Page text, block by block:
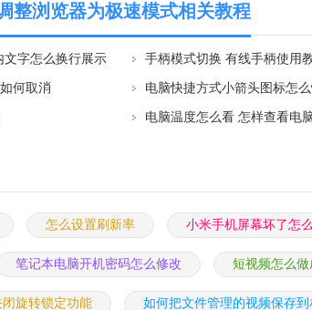
整浏览器为极速模式相关教程
文字怎么换行展示 手柄模式切换 有线手柄使用
何取消
电脑温度怎么看 怎样查看电
怎么设置刷新率 小米手机屏幕坏了怎
笔记本电脑开机密码怎么修改 短视频怎么
闭旋转锁定功能 如何把文件管理的视频保存到